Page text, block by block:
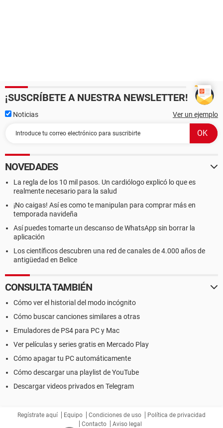
¡SUSCRÍBETE A NUESTRA NEWSLETTER!
Noticias Ver un ejemplo
NOVEDADES
La regla de los 10 mil pasos. Un cardiólogo explicó lo que es
realmente necesario para la salud
¡No caigas! Así es como te manipulan para comprar más en
temporada navideña
Así puedes tomarte un descanso de WhatsApp sin borrar la
aplicación
Los científicos descubren una red de canales de 4.000 años de
antigüedad en Belice
CONSULTA TAMBIÉN
Cómo ver el historial del modo incógnito
Cómo buscar canciones similares a otras
Emuladores de PS4 para PC y Mac
Ver películas y series gratis en Mercado Play
Cómo apagar tu PC automáticamente
Cómo descargar una playlist de YouTube
Descargar videos privados en Telegram
Regístrate aquí Equipo Condiciones de uso
Política de privacidad
Contacto
Aviso legal